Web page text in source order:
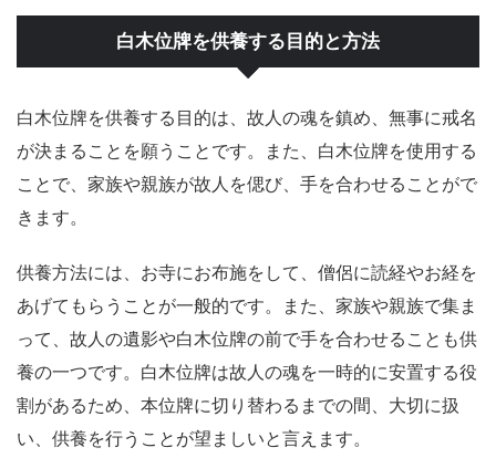
白木位牌を供養する目的と方法
白木位牌を供養する目的は、故人の魂を鎮め、無事に戒名
が決まることを願うことです。また、白木位牌を使用する
ことで、家族や親族が故人を偲び、手を合わせることがで
きます。
供養方法には、お寺にお布施をして、僧侶に読経やお経を
あげてもらうことが一般的です。また、家族や親族で集ま
って、故人の遺影や白木位牌の前で手を合わせることも供
養の一つです。白木位牌は故人の魂を一時的に安置する役
割があるため、本位牌に切り替わるまでの間、大切に扱
い、供養を行うことが望ましいと言えます。